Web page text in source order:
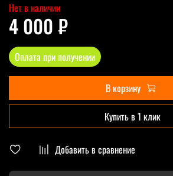
Добавить в сравнение
Нет в наличии
4 000 ₽
Оплата при получении
В корзину
Купить в 1 клик